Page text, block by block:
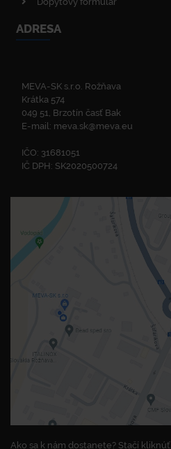
ADRESA
MEVA-SK s.r.o. Rožňava
Krátka 574
049 51, Brzotín časť Bak
E-mail: meva.sk@meva.eu
IČO: 31681051
IČ DPH: SK2020500724
Ako sa k nám dostanete? Stačí kliknúť.